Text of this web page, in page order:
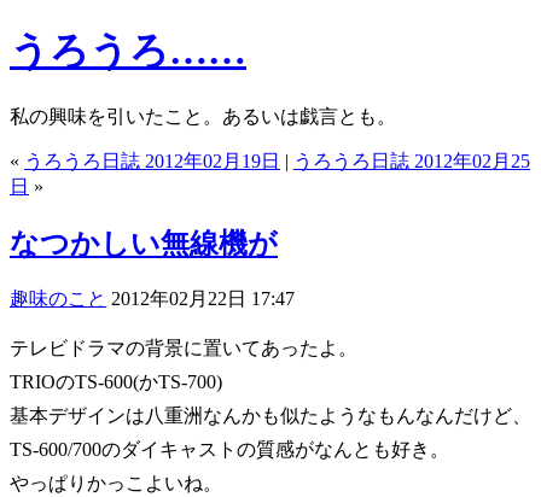
うろうろ……
私の興味を引いたこと。あるいは戯言とも。
« うろうろ日誌 2012年02月19日 | うろうろ日誌 2012年02月25
日 »
なつかしい無線機が
趣味のこと 2012年02月22日 17:47
テレビドラマの背景に置いてあったよ。
TRIOのTS-600(かTS-700)
基本デザインは八重洲なんかも似たようなもんなんだけど、
TS-600/700のダイキャストの質感がなんとも好き。
やっぱりかっこよいね。